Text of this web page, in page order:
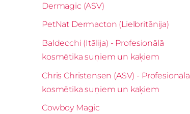
Dermagic (ASV)
PetNat Dermacton (Lielbritānija)
Baldecchi (Itālija) - Profesionālā
kosmētika suņiem un kaķiem
Chris Christensen (ASV) - Profesionālā
kosmētika suņiem un kaķiem
Cowboy Magic